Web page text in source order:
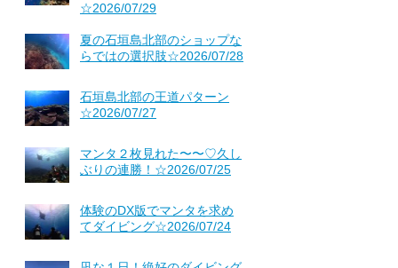
☆2026/07/29
夏の石垣島北部のショップな
らではの選択肢☆2026/07/28
石垣島北部の王道パターン
☆2026/07/27
マンタ２枚見れた〜〜♡久し
ぶりの連勝！☆2026/07/25
体験のDX版でマンタを求め
てダイビング☆2026/07/24